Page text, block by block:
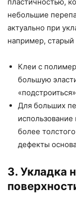
небольшие
актуально при
например,
Клеи с
большую
Для больших
более
дефекты
3. Укладка